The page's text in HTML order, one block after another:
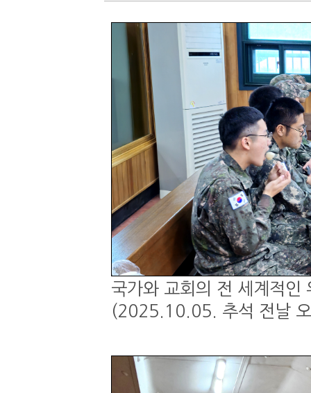
국가와 교회의 전 세계적인
(2025.10.05. 추석 전날